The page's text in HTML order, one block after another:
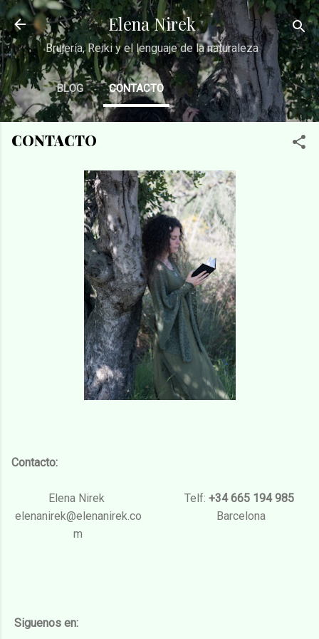
Ir al contenido principal
Elena Nirek
Brujería, Reiki y el lenguaje de la naturaleza
BLOG CONTACTO
CONTACTO
Contacto:
Elena Nirek
elenanirek@elenanirek.co
m
Siguenos en:
Telf: +34 665 194 985
Barcelona